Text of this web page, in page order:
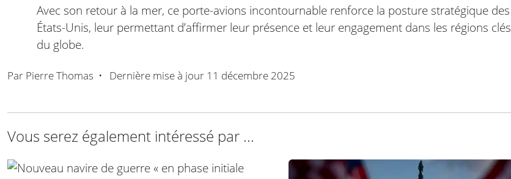
Avec son retour à la mer, ce porte-avions incontournable renforce la posture stratégique des
États-Unis, leur permettant d’affirmer leur présence et leur engagement dans les régions clés
du globe.
Par Pierre Thomas • Dernière mise à jour 11 décembre 2025
Vous serez également intéressé par ...